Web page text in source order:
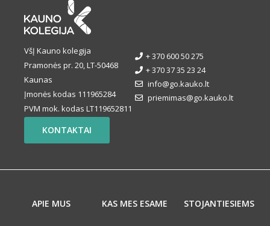
VšĮ Kauno kolegija
Pramonės pr. 20, LT-50468
Kaunas
Įmonės kodas 111965284
PVM mok. kodas LT119652811
+ 370 600 50 275
+ 370 37 35 23 24
info@go.kauko.lt
priemimas@go.kauko.lt
KONTAKTAI
APIE MUS KAS MES ESAME STOJANTIESIEMS